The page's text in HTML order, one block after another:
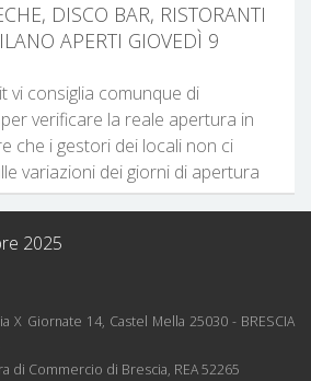
DISCO BAR, RISTORANTI
APERTI GIOVEDÌ 9
vi consiglia comunque di
verificare la reale apertura in
che i gestori dei locali non ci
variazioni dei giorni di apertura
ottobre 2025
X Giornate 14, Castel Mella 25030 - BRESCIA
di Commercio di Brescia, REA 52265